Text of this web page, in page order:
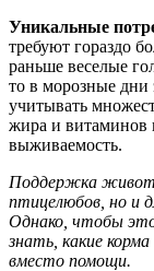
Уникальные
требуют гораздо
раньше веселые
то в морозные дни
учитывать
жира и витаминов
выживаемость.
Поддержка
птицелюбов, но и
Однако, чтобы это
знать, какие
вместо помощи.